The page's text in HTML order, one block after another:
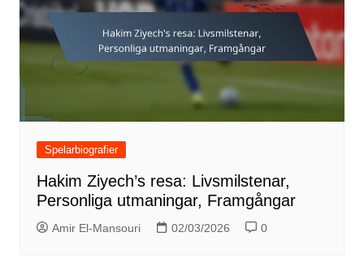
Spelarbiografier
Hakim Ziyech’s resa: Livsmilstenar,
Personliga utmaningar, Framgångar
Amir El-Mansouri 02/03/2026 0